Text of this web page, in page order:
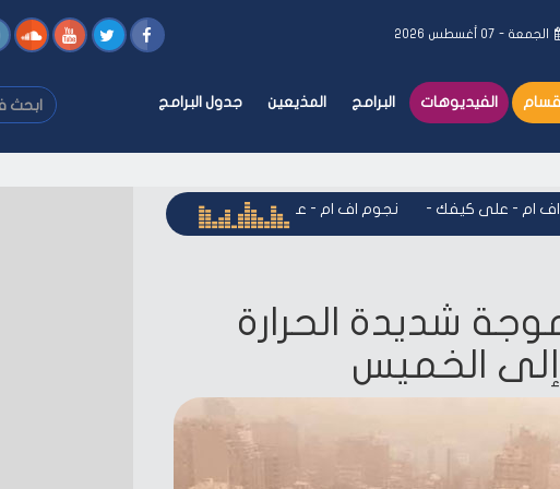
الجمعة - ٠٧ أغسطس ٢٠٢٦
الفيديوهات البرامج المذيعين جدول البرامج
ابحث
فى
فى
-ام - على كيفك -نجوم اف ام - على كيفك نجوم اف ام - على كيفك
شديدة الحرارة
إلى الخميس